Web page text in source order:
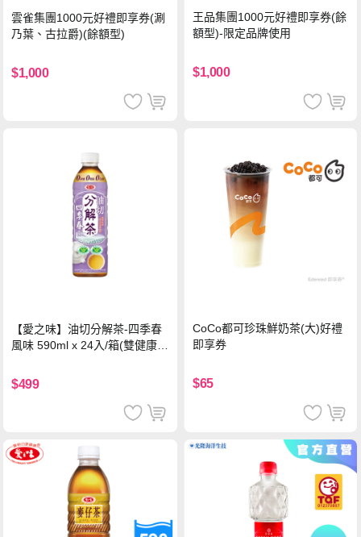
雲雀集團1000元好禮即享券(涮
乃葉、古拉爵)(餘額型)
$1,000
王品集團1000元好禮即享券(餘
額型)-限定品牌使用
$1,000
【愛之味】油切分解茶-四季春
風味 590ml x 24入/箱(雙健康認
$499
CoCo都可珍珠鮮奶茶(大)好禮
即享券
$65